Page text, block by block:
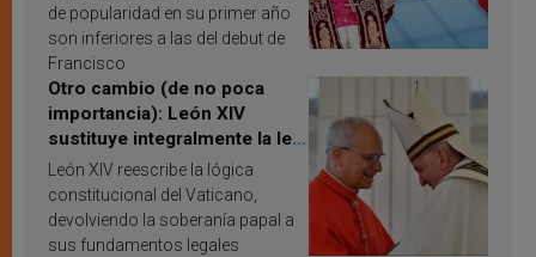
de popularidad en su primer año
son inferiores a las del debut de
Francisco
Otro cambio (de no poca
importancia): León XIV
sustituye integralmente la ley
vaticana de Papa Francisco
León XIV reescribe la lógica
constitucional del Vaticano,
devolviendo la soberanía papal a
sus fundamentos legales